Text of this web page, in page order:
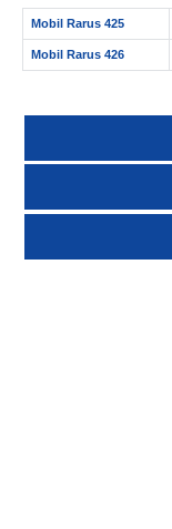
Mobil Rarus 425
Mobil Rarus 426